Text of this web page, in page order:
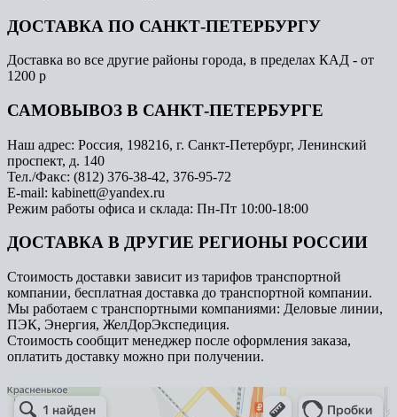
ДОСТАВКА ПО САНКТ-ПЕТЕРБУРГУ
Доставка во все другие районы города, в пределах КАД - от
1200 р
САМОВЫВОЗ В САНКТ-ПЕТЕРБУРГЕ
Наш адрес: Россия, 198216, г. Санкт-Петербург, Ленинский
проспект, д. 140
Тел./Факс: (812) 376-38-42, 376-95-72
E-mail: kabinett@yandex.ru
Режим работы офиса и склада: Пн-Пт 10:00-18:00
ДОСТАВКА В ДРУГИЕ РЕГИОНЫ РОССИИ
Стоимость доставки зависит из тарифов транспортной
компании, бесплатная доставка до транспортной компании.
Мы работаем с транспортными компаниями: Деловые линии,
ПЭК, Энергия, ЖелДорЭкспедиция.
Стоимость сообщит менеджер после оформления заказа,
оплатить доставку можно при получении.
Арметкон
Металлическая мебель в Санкт‑Петербурге